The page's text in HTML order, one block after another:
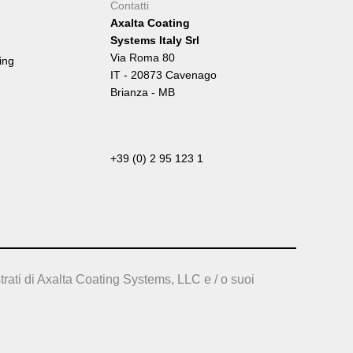
Contatti
Axalta Coating
Systems Italy Srl
Via Roma 80
IT - 20873 Cavenago
Brianza - MB
+39 (0) 2 95 123 1
di Axalta Coating Systems, LLC e / o suoi